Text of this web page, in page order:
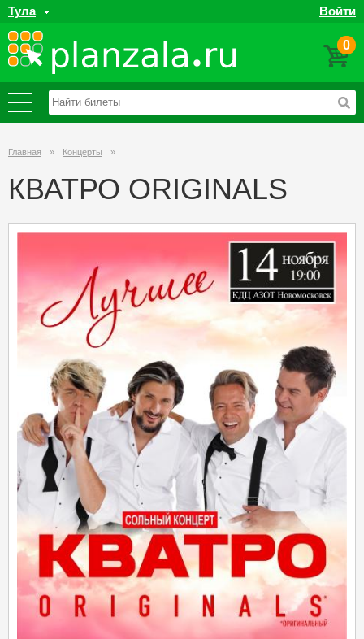
Тула Войти
0
Главная » Концерты »
КВАТРО ORIGINALS